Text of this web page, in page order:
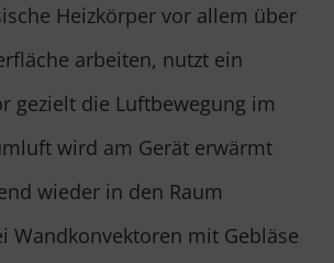
Heizkörper vor allem über
arbeiten, nutzt ein
gezielt die Luftbewegung im
wird am Gerät erwärmt
wieder in den Raum
Wandkonvektoren mit Gebläse